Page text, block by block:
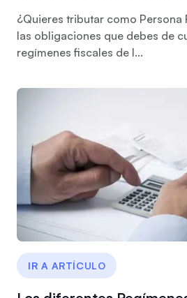
¿Quieres tributar como Persona
las obligaciones que debes de
regímenes fiscales de l...
IR A ARTÍCULO